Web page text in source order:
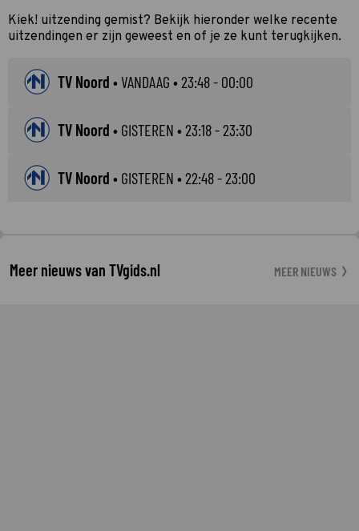
Kiek! uitzending gemist? Bekijk hieronder welke recente
uitzendingen er zijn geweest en of je ze kunt terugkijken.
TV Noord •VANDAAG • 23:48 - 00:00
TV Noord • GISTEREN • 23:18 - 23:30
TV Noord • GISTEREN • 22:48 - 23:00
Meer nieuws van TVgids.nl MEER NIEUWS